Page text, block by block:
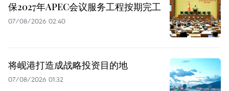
保2027年APEC会议服务工程按期完工
07/08/2026 02:40
将岘港打造成战略投资目的地
07/08/2026 01:32